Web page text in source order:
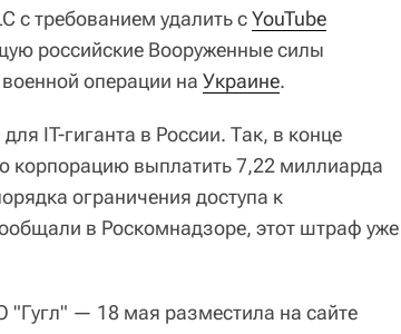
с требованием удалить сYouTube
российские Вооруженные силы
операции на Украине.
IT-гиганта в России. Так, в конце
корпорацию выплатить 7,22 миллиарда
ограничения доступа к
в Роскомнадзоре, этот штраф уже
— 18 мая разместила на сайте